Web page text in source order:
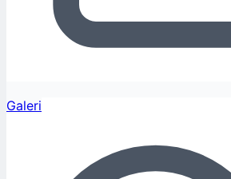
Galeri